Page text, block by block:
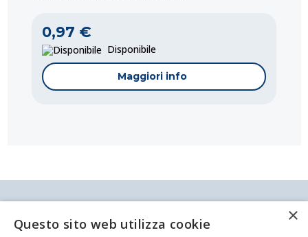
0,97 €
Disponibile
Maggiori info
Spezia
P.IVA/C.F. 00209350115 Capitale sociale: €
×
Questo sito web utilizza cookie